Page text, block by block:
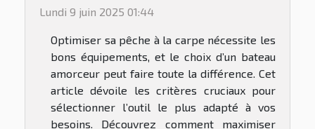
Lundi 9 juin 2025 01:44
Optimiser sa pêche à la carpe nécessite les
bons équipements, et le choix d’un bateau
amorceur peut faire toute la différence. Cet
article dévoile les critères cruciaux pour
sélectionner l’outil le plus adapté à vos
besoins. Découvrez comment maximiser